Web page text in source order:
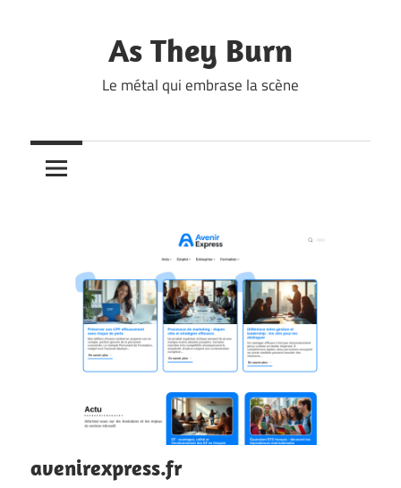
As They Burn
Le métal qui embrase la scène
avenirexpress.fr